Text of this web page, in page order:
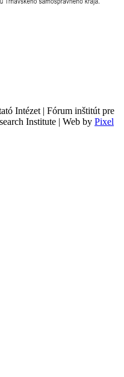
Intézet | Fórum inštitút pre
Institute | Web by Pixel